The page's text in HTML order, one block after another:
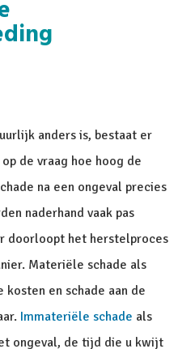
anders is, bestaat er
de vraag hoe hoog de
na een ongeval precies
naderhand vaak pas
doorloopt het herstelproces
Materiële schade als
en schade aan de
Immateriële schade als
ongeval, de tijd die u kwijt